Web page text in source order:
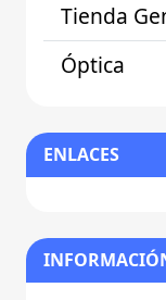
Tienda
Óptica
ENLACES